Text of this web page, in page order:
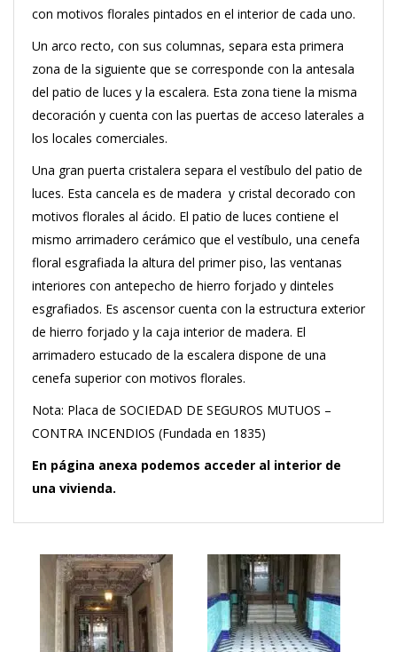
con motivos florales pintados en el interior de cada uno.
Un arco recto, con sus columnas, separa esta primera
zona de la siguiente que se corresponde con la antesala
del patio de luces y la escalera. Esta zona tiene la misma
decoración y cuenta con las puertas de acceso laterales a
los locales comerciales.
Una gran puerta cristalera separa el vestíbulo del patio de
luces. Esta cancela es de madera y cristal decorado con
motivos florales al ácido. El patio de luces contiene el
mismo arrimadero cerámico que el vestíbulo, una cenefa
floral esgrafiada la altura del primer piso, las ventanas
interiores con antepecho de hierro forjado y dinteles
esgrafiados. Es ascensor cuenta con la estructura exterior
de hierro forjado y la caja interior de madera. El
arrimadero estucado de la escalera dispone de una
cenefa superior con motivos florales.
Nota: Placa de SOCIEDAD DE SEGUROS MUTUOS –
CONTRA INCENDIOS (Fundada en 1835)
En página anexa podemos acceder al interior de
una vivienda.